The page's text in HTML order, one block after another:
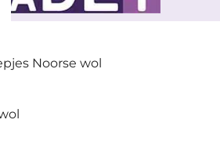
Noorse wol